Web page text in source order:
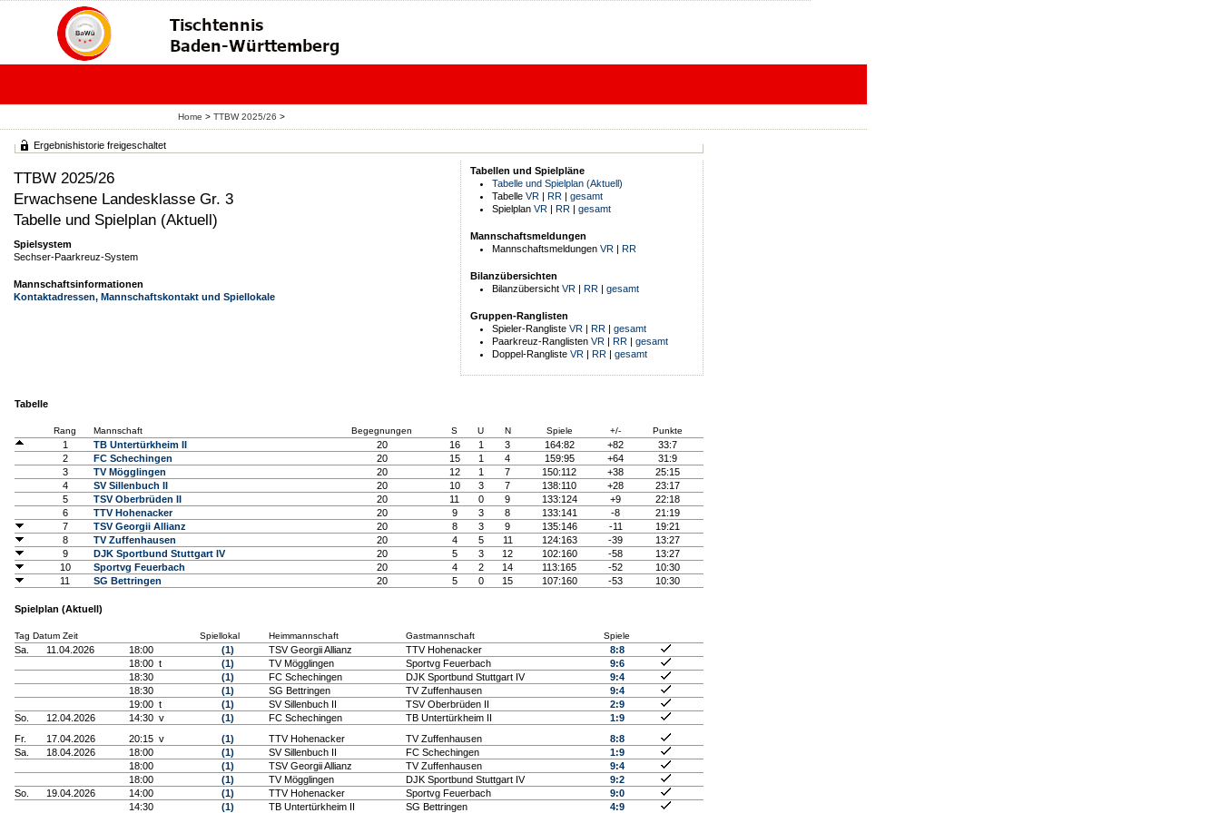
Home > TTBW 2025/26 >
Ergebnishistorie freigeschaltet
TTBW 2025/26
Erwachsene Landesklasse Gr. 3
Tabelle und Spielplan (Aktuell)
Spielsystem
Sechser-Paarkreuz-System
Mannschaftsinformationen
Kontaktadressen, Mannschaftskontakt und Spiellokale
Tabellen und Spielpläne
Tabelle und Spielplan (Aktuell)
Tabelle VR | RR | gesamt
Spielplan VR | RR | gesamt
Mannschaftsmeldungen
Mannschaftsmeldungen VR | RR
Bilanzübersichten
Bilanzübersicht VR | RR | gesamt
Gruppen-Ranglisten
Spieler-Rangliste VR | RR | gesamt
Paarkreuz-Ranglisten VR | RR | gesamt
Doppel-Rangliste VR | RR | gesamt
Tabelle
Rang Mannschaft Begegnungen S U N Spiele +/- Punkte
1 TB Untertürkheim II 20 16 1 3 164:82 +82
33:7
2
FC Schechingen 20 15 1 4 159:95 +64
31:9
3
TV Mögglingen 20 12 1 7 150:112 +38
25:15
4
SV Sillenbuch II 20 10 3 7 138:110 +28
23:17
5
TSV Oberbrüden II 20 11 0 9 133:124 +9
22:18
6
TTV Hohenacker 20 9 3 8 133:141 -8
21:19
7
TSV Georgii Allianz 20 8 3 9 135:146 -11
19:21
8
TV Zuffenhausen 20 4 5 11 124:163 -39
13:27
9
DJK Sportbund Stuttgart IV 20 5 3 12 102:160 -58
13:27
10
Sportvg Feuerbach 20 4 2 14 113:165 -52
10:30
11
SG Bettringen 20 5 0 15 107:160 -53 10:30
Spielplan (Aktuell)
Tag Datum Zeit Spiellokal Heimmannschaft Gastmannschaft Spiele
Sa. 11.04.2026 18:00 (1) TSV Georgii Allianz TTV Hohenacker
8:8
18:00 t
(1) TV Mögglingen Sportvg Feuerbach
9:6
18:30
(1) FC Schechingen DJK Sportbund Stuttgart IV
9:4
18:30
(1) SG Bettringen TV Zuffenhausen
9:4
19:00 t
(1) SV Sillenbuch II TSV Oberbrüden II
2:9
So.
12.04.2026 14:30 v (1) FC Schechingen TB Untertürkheim II
1:9
Fr.
17.04.2026 20:15 v (1) TTV Hohenacker TV Zuffenhausen
8:8
Sa.
18.04.2026 18:00 (1) SV Sillenbuch II FC Schechingen
1:9
18:00
(1) TSV Georgii Allianz TV Zuffenhausen
9:4
18:00
(1) TV Mögglingen DJK Sportbund Stuttgart IV
9:2
So.
19.04.2026 14:00 (1) TTV Hohenacker Sportvg Feuerbach
9:0
14:30
(1) TB Untertürkheim II SG Bettringen 4:9